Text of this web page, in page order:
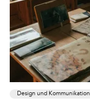
Design und Kommunikation